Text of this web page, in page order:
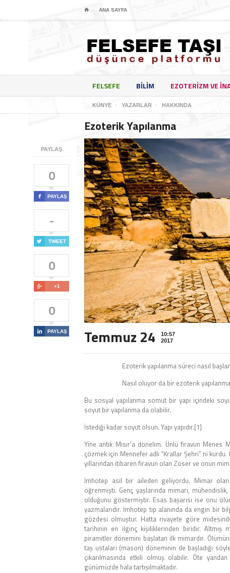
⌂ ANA SAYFA
FELSEFE BILIM EZOTERIZM VE
KÜNYE YAZARLAR HAKKINDA
PAYLAŞ
0
 PAYLAŞ
-
 TWEET
0
 +1
0
 PAYLAŞ
Ezoterik Yapılanma
Temmuz 24
10:57
2017
Ezoterik yapılanma süreci nasıl
Nasıl oluyor da bir ezoterik
Bu sosyal yapılanma somut bir yapı içindeki
soyut bir yapılanma da olabilir.
İstediği kadar soyut olsun. Yapı yapıdır.[1]
Yine antik Mısır’a dönelim. Ünlü firavun Menes
çözmek için Mennefer adlı “Krallar Şehri” ni
yıllarından itibaren firavun olan Zoser ve onun
İmhotep asil bir aileden geliyordu. Mimar olan
öğrenmişti. Genç yaşlarında mimari,
olduğunu göstermiştir. Esas başarısı ise onu
yazmalarıdır. İmhotep tıp alanında da engin bir
gözdesi olmuştur. Hatta rivayete göre
tarihinin en ilginç kişiliklerinden biridir. Altmış
piramitler dönemini başlatan ilk mimardır.
taş ustaları (mason) döneminin de başladığı
çıkarılmasında etkili olmuş olabilir. Öte
günümüzde hala tartışılmaktadır.